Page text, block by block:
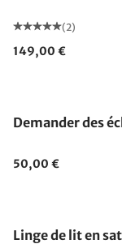
(2)
149,00 €
Demander des
50,00 €
Linge de lit en